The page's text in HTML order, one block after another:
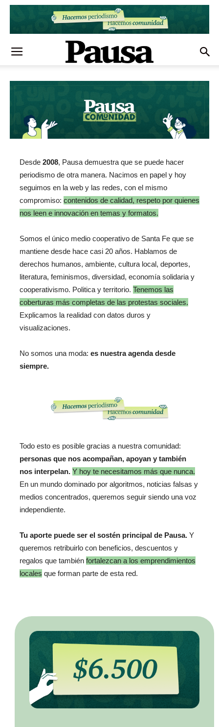
Desde 2008, Pausa demuestra que se puede hacer
periodismo de otra manera. Nacimos en papel y hoy
seguimos en la web y las redes, con el mismo
compromiso: contenidos de calidad, respeto por quienes
nos leen e innovación en temas y formatos.
Somos el único medio cooperativo de Santa Fe que se
mantiene desde hace casi 20 años. Hablamos de
derechos humanos, ambiente, cultura local, deportes,
literatura, feminismos, diversidad, economía solidaria y
cooperativismo. Politica y territorio. Tenemos las
coberturas más completas de las protestas sociales.
Explicamos la realidad con datos duros y
visualizaciones.
No somos una moda: es nuestra agenda desde
siempre.
Todo esto es posible gracias a nuestra comunidad:
personas que nos acompañan, apoyan y también
nos interpelan. Y hoy te necesitamos más que nunca.
En un mundo dominado por algoritmos, noticias falsas y
medios concentrados, queremos seguir siendo una voz
independiente.
Tu aporte puede ser el sostén principal de Pausa. Y
queremos retribuirlo con beneficios, descuentos y
regalos que también fortalezcan a los emprendimientos
locales que forman parte de esta red.